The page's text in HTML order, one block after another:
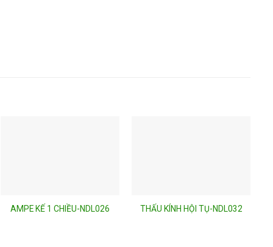
AMPE KẾ 1 CHIỀU-NDL026 THẤU KÍNH HỘI TỤ-NDL032